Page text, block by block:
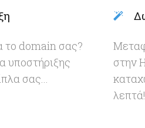
το domain σας?
υποστήριξης
σας...
στην